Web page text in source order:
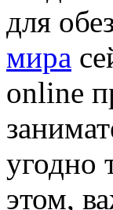
для
мира
online
угодно
этом,